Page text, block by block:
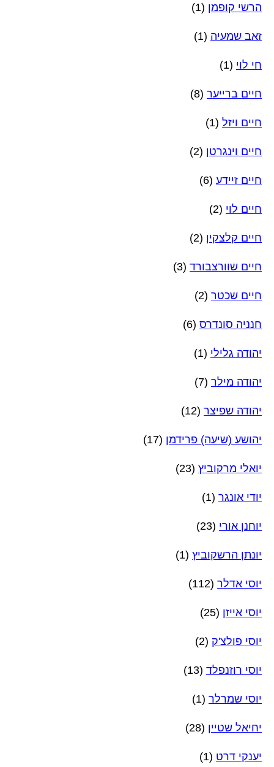
הרשי קופמן (1)
זאב שמעיה (1)
חי לוי (1)
חיים ברייער (8)
חיים ויזל (1)
חיים וינגרטן (2)
חיים זיידע (6)
חיים לוי (2)
חיים קלצקין (2)
חיים שוורצבורד (3)
חיים שכטר (2)
חנניה סונדרס (6)
יהודה גלילי (1)
יהודה מילר (7)
יהודה שפיצר (12)
יהושע (שיעה) פרידמן (17)
יואלי מרקוביץ (23)
יודי אונגר (1)
יוחנן אורי (23)
יונתן הרשקוביץ (1)
יוסי אדלר (112)
יוסי אייזן (25)
יוסי פולצ'ק (2)
יוסי רוזנפלד (13)
יוסי שמרלר (1)
יחיאל שטיין (28)
יענקי דרט (1)